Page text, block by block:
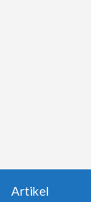
Artikel